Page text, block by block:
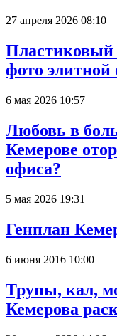
27 апреля 2026 08:10
Пластиковый
фото
6 мая 2026 10:57
Любовь в
Кемерове
офиса?
5 мая 2026 19:31
Генплан
6 июня 2016 10:00
Трупы, кал,
Кемерова